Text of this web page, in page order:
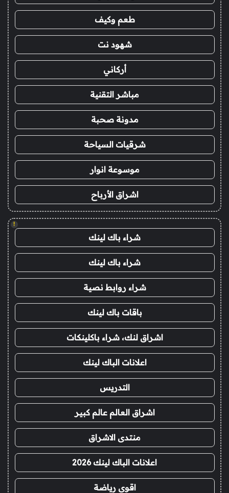
طعم وكيف
شهود نت
أركاني
مباشر التقنية
مدونة صحبة
شرقيات السياحة
موسوعة انوار
اشراق الأرباح
!
شراء باك لينك
شراء باك لينك
شراء روابط نصية
باقات باك لينك
اشراق لنك، شراء باكلينكات
اعلانات الباك لينك
التدريس
اشراق العالم عالم كبير
منتدى الاشراق
اعلانات الباك لينك 2026
اقوى رياضة